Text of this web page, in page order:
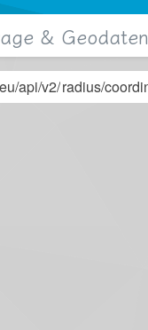
& Geodaten
api/v2/